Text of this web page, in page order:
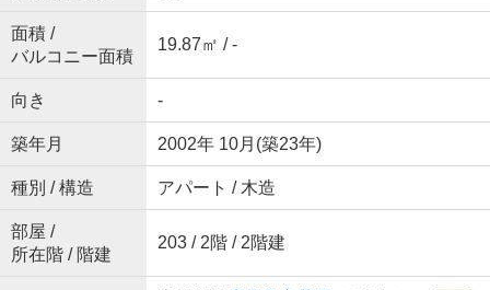
面積 /
バルコニー面積
19.87㎡ / -
向き -
築年月 2002年 10月(築23年)
種別 / 構造 アパート / 木造
部屋 /
所在階 / 階建
203 / 2階 / 2階建